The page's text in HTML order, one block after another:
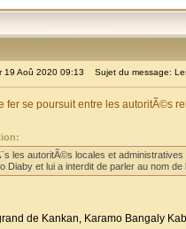
19 Aoû 2020 09:13 Sujet du message:
fer se poursuit entre les
les autoritÃ©s locales et
Diaby et lui a interdit de parler au nom
de Kankan, Karamo Bangaly